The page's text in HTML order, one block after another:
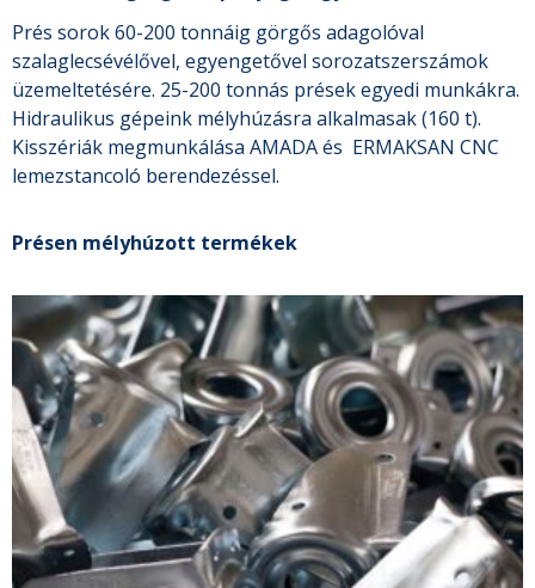
Prés sorok 60-200 tonnáig görgős adagolóval
szalaglecsévélővel, egyengetővel sorozatszerszámok
üzemeltetésére. 25-200 tonnás prések egyedi munkákra.
Hidraulikus gépeink mélyhúzásra alkalmasak (160 t).
Kisszériák megmunkálása AMADA és ERMAKSAN CNC
lemezstancoló berendezéssel.
Présen mélyhúzott termékek